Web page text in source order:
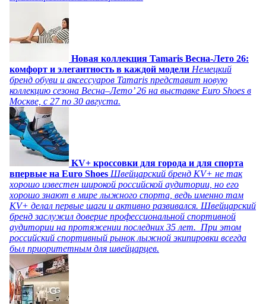
Новая коллекция Tamaris Весна-Лето 26:
комфорт и элегантность в каждой модели Немецкий
бренд обуви и аксессуаров Tamaris представит новую
коллекцию сезона Весна–Лето’ 26 на выставке Euro Shoes в
Москве, с 27 по 30 августа.
KV+ кроссовки для города и для спорта
впервые на Euro Shoes Швейцарский бренд KV+ не так
хорошо известен широкой российской аудитории, но его
хорошо знают в мире лыжного спорта, ведь именно там
KV+ делал первые шаги и активно развивался. Швейцарский
бренд заслужил доверие профессиональной спортивной
аудитории на протяжении последних 35 лет. При этом
российский спортивный рынок лыжной экипировки всегда
был приоритетным для швейцарцев.